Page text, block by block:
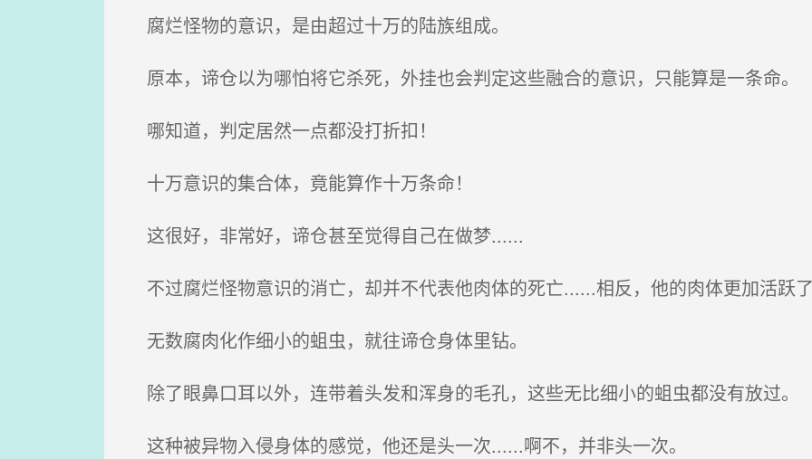
腐烂怪物的意识，是由超过十万的陆族组成。
原本，谛仓以为哪怕将它杀死，外挂也会判定这些融合的意识，只能算是一条命。
哪知道，判定居然一点都没打折扣！
十万意识的集合体，竟能算作十万条命！
这很好，非常好，谛仓甚至觉得自己在做梦......
不过腐烂怪物意识的消亡，却并不代表他肉体的死亡......相反，他的肉体更加活跃
无数腐肉化作细小的蛆虫，就往谛仓身体里钻。
除了眼鼻口耳以外，连带着头发和浑身的毛孔，这些无比细小的蛆虫都没有放过。
这种被异物入侵身体的感觉，他还是头一次......啊不，并非头一次。